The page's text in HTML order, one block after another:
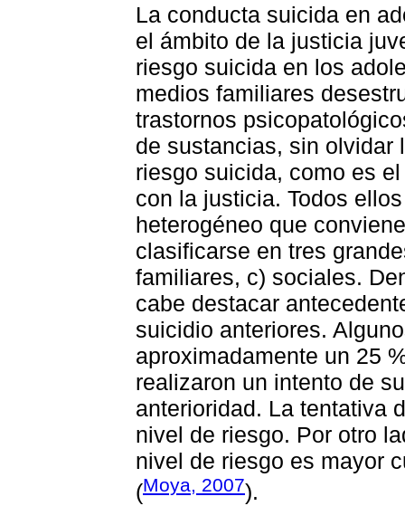
La conducta suicida en
el ámbito de la justicia
riesgo suicida en los
medios familiares
trastornos
de sustancias, sin olvidar
riesgo suicida, como es
con la justicia. Todos
heterogéneo que
clasificarse en tres
familiares, c) sociales.
cabe destacar
suicidio anteriores.
aproximadamente un 25
realizaron un intento de
anterioridad. La tentativa
nivel de riesgo. Por otro
nivel de riesgo es mayor
(Moya, 2007).